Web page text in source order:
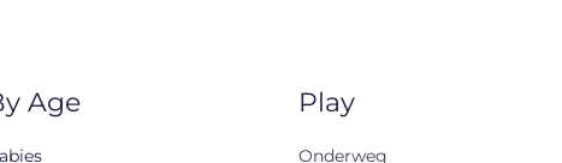
Age Play
Onderweg